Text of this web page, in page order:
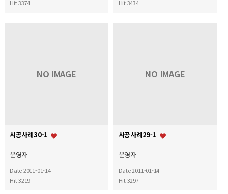
Hit 3374 Hit 3434
NO IMAGE
시공사례30-1
운영자
Date 2011-01-14
Hit 3219
NO IMAGE
시공사례29-1
운영자
Date 2011-01-14
Hit 3297